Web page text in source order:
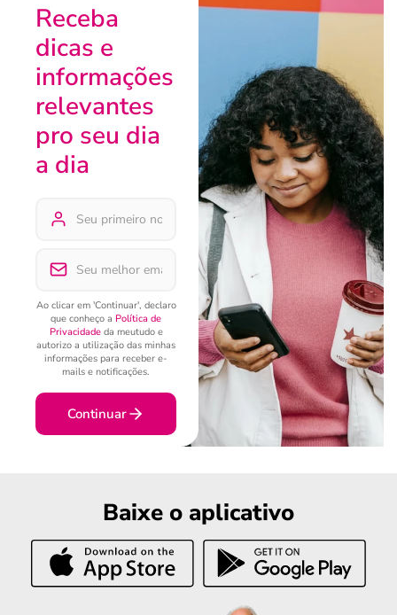
Receba
dicas e
informações
relevantes
pro seu dia
a dia
Ao clicar em 'Continuar', declaro
que conheço a Política de
Privacidadeda meutudo e
autorizo a utilização das minhas
informações para receber e-
mails e notificações.
Continuar
Baixe o aplicativo